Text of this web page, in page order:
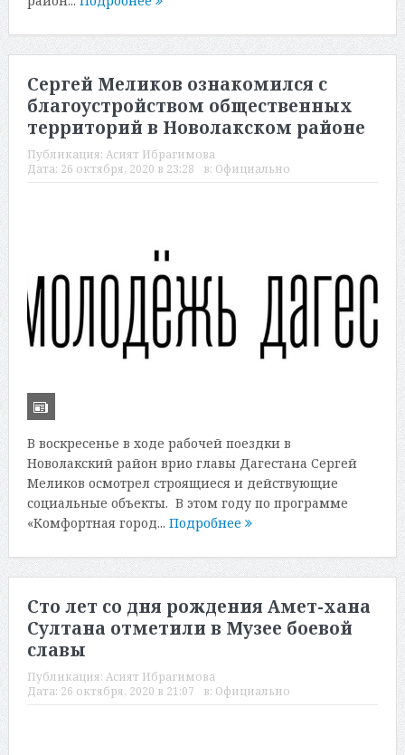
Сергей Меликов ознакомился с
благоустройством общественных
территорий в Новолакском районе
Публикация: Асият Ибрагимова
Дата: 26 октября, 2020 в 23:28 в: Официально
В воскресенье в ходе рабочей поездки в
Новолакский район врио главы Дагестана Сергей
Меликов осмотрел строящиеся и действующие
социальные объекты. В этом году по программе
«Комфортная город... Подробнее
Сто лет со дня рождения Амет-хана
Султана отметили в Музее боевой
славы
Публикация: Асият Ибрагимова
Дата: 26 октября, 2020 в 21:07 в: Официально